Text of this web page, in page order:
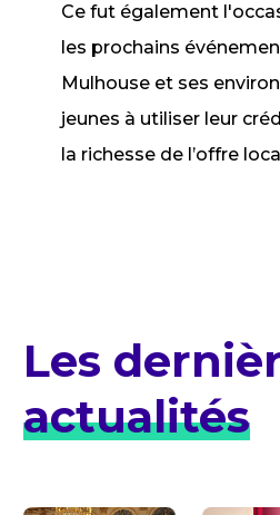
Ce fut également
les prochains
Mulhouse et ses
jeunes à utiliser leur
la richesse de l’offre
Les
actualités